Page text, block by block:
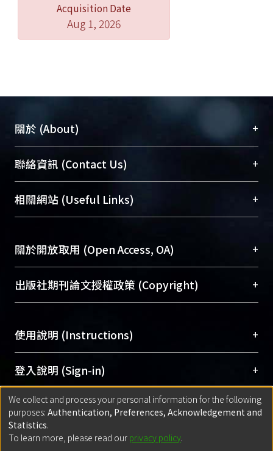
Acquisition Date
Aug 1, 2026
關於 (About) +
臺大位居世界頂尖大學之列，為永久珍藏及向國際
展現本校豐碩的研究成果及學術能量，圖書館整合
機構典藏（NTUR）與學術庫（AH）不同功能平
台，成為臺大學術典藏NTU scholars。期能整合研
成果。
To permanently archive and promote researcher
profiles and scholarly works, Library integrates the
services of “NTU Repository” with “Academic
聯絡資訊 (Contact Us) +
總館學科館員(Main Library)
醫學圖書館學科館員(Medical Library)
Sciences Library)
相關網站 (Useful Links) +
關於開放取用 (Open Access, OA) +
開放取用是從使用者角度提升資訊取用性的社會運
動，應用在學術研究上是透過將研究著作公開供使
用逐年攀升。同時可加速研究發展、提升研究影響
Archive）平台。 （點選深入了解OA）
出版社期刊論文授權政策 (Copyright) +
含部分內容的版權非匯入者所有，或由第三方贊
助與合作完成，請確認該版權所有者及第三方同
意提供此授權。
Please represent that the submission is your
original work, and that you have the right to
grant the rights to upload.
若欲上傳已出版的全文電子檔，可使用
使用說明 (Instructions) +
網站簡介(Quickstart Guide)
使用手冊(Instruction Manual)
線上預約服務(Booking Service)
登入說明 (Sign-in) +
方案一：臺灣大學計算機中心帳號登入
(With C&INC Email Account)
方案二：ORCID帳號登入(With ORCID)
匯入著作 (Submission) +
方案一：定期更新ORCID者，以ID匯入
We collect and process your personal information for the following
purposes: Authentication, Preferences, Acknowledgement and
Statistics.
To learn more, please read our privacy policy.